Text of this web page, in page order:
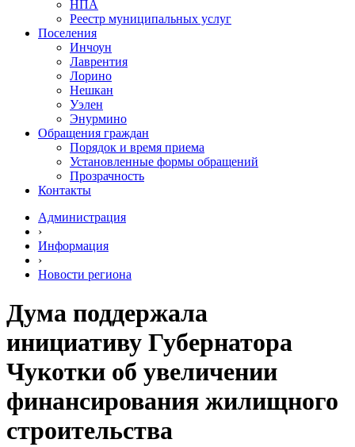
НПА
Реестр муниципальных услуг
Поселения
Инчоун
Лаврентия
Лорино
Нешкан
Уэлен
Энурмино
Обращения граждан
Порядок и время приема
Установленные формы обращений
Прозрачность
Контакты
Администрация
›
Информация
›
Новости региона
Дума поддержала
инициативу Губернатора
Чукотки об увеличении
финансирования жилищного
строительства